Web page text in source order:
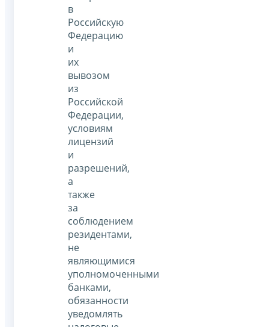
в
Российскую
Федерацию
и
их
вывозом
из
Российской
Федерации,
условиям
лицензий
и
разрешений,
а
также
за
соблюдением
резидентами,
не
являющимися
уполномоченными
банками,
обязанности
уведомлять